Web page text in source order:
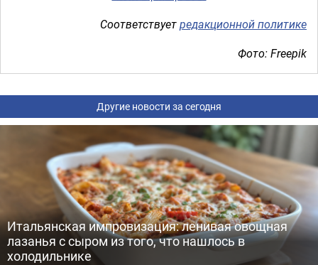
Соответствуетредакционной политике
Фото: Freepik
Другие новости за сегодня
Итальянская импровизация: ленивая овощная
лазанья с сыром из того, что нашлось в
холодильнике